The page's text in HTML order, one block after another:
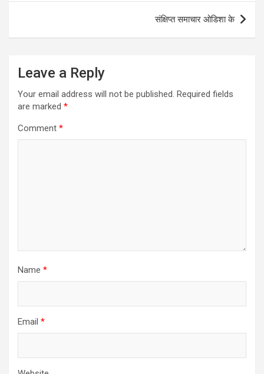
संक्षिप्त समाचार ओडिशा के
Leave a Reply
Your email address will not be published. Required fields
are marked *
Comment *
Name *
Email *